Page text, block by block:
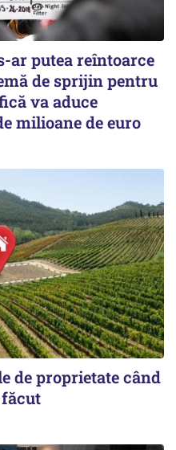
ar putea reîntoarce
de sprijin pentru
va aduce
milioane de euro
de proprietate când
făcut